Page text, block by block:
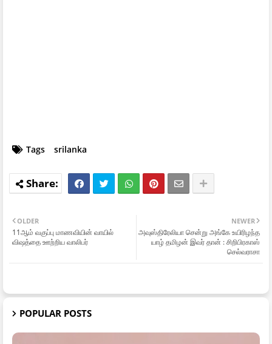
Tags srilanka
NEWER
அவுஸ்திரேலியா சென்று அங்கே உயிரிழந்த
யாழ் தமிழன் இவர் தான் : சிறிபிரகாஸ்
செல்வராசா
OLDER
11ஆம் வகுப்பு மாணவியின் வாயில்
விஷத்தை ஊற்றிய வாலிபர்
POPULAR POSTS